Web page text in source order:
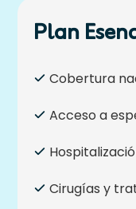
Plan
Cobertura
Acceso a
Cirugías y